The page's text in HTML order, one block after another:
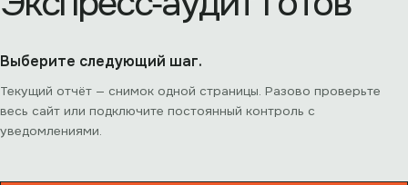
Выберите следующий шаг.
Текущий отчёт — снимок одной страницы. Разово проверьте
весь сайт или подключите постоянный контроль с
уведомлениями.